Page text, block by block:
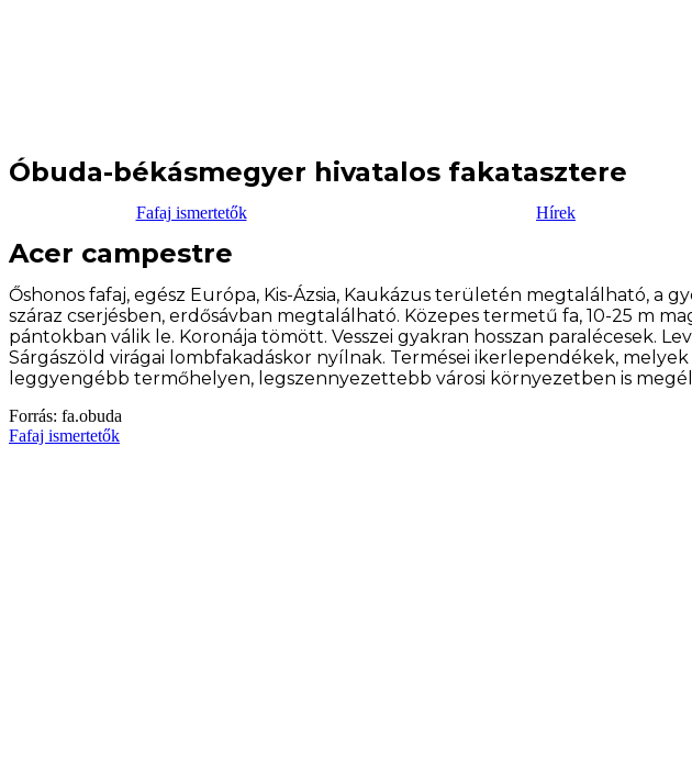
Óbuda-békásmegyer hivatalos fakatasztere
Fafaj ismertetők Hírek
Acer campestre
Őshonos fafaj, egész Európa, Kis-Ázsia, Kaukázus területén megtalálható, a
száraz cserjésben, erdősávban megtalálható. Közepes termetű fa, 10-25 m
pántokban válik le. Koronája tömött. Vesszei gyakran hosszan paralécesek.
Sárgászöld virágai lombfakadáskor nyílnak. Termései ikerlependékek,
leggyengébb termőhelyen, legszennyezettebb városi környezetben is
Forrás: fa.obuda
Fafaj ismertetők